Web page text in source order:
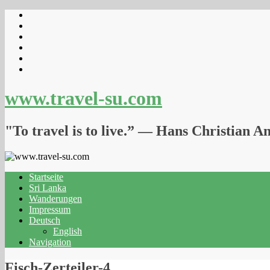
www.travel-su.com
"To travel is to live.” ― Hans Christian
Startseite
Sri Lanka
Wanderungen
Impressum
Deutsch
English
Navigation